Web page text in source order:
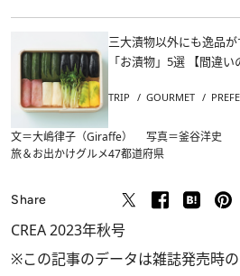
三大漬物以外にも逸品
「お漬物」5選 【間違い
TRIP GOURMET
文＝大嶋律子（Giraffe） 写真＝釜谷洋史
旅＆お出かけグルメ47都道府県
Share
CREA 2023年秋号
※この記事のデータは雑誌発売時